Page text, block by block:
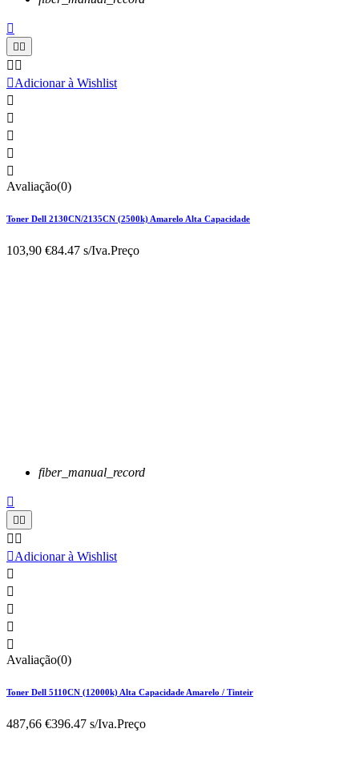

 
 
Adicionar à Wishlist





Avaliação(0)
Toner Dell 2130CN/2135CN (2500k) Amarelo Alta Capacidade
103,90 €84.47 s/Iva.Preço
fiber_manual_record

 
 
Adicionar à Wishlist





Avaliação(0)
Toner Dell 5110CN (12000k) Alta Capacidade Amarelo / Tinteir
487,66 €396.47 s/Iva.Preço